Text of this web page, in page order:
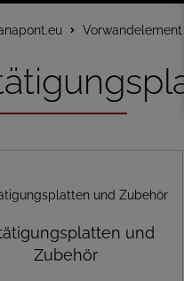
Vorwandelement
und
Zubehör